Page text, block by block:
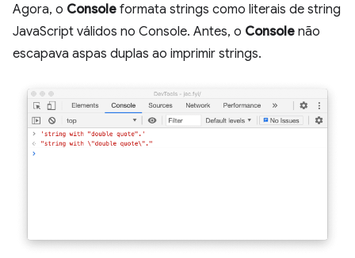
Agora, o Console formata strings como literais de string
JavaScript válidos no Console. Antes, o Console não
escapava aspas duplas ao imprimir strings.